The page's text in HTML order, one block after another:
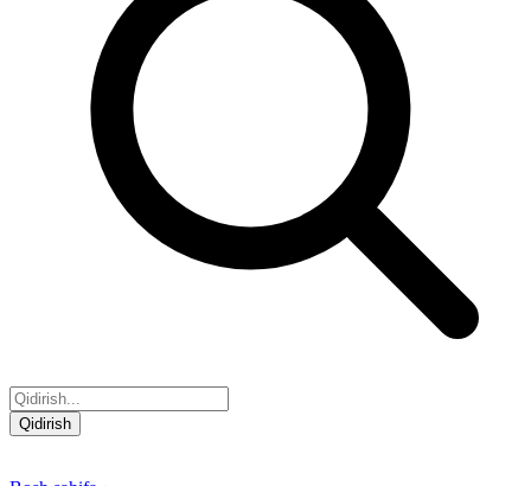
Qidirish